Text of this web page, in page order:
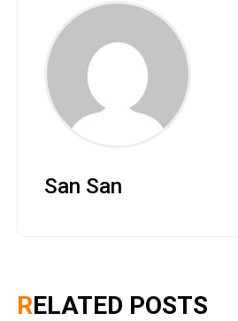
San San
RELATED POSTS